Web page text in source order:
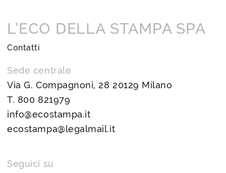
L’ECO DELLA STAMPA SPA
Contatti
Sede centrale
Via G. Compagnoni, 28 20129 Milano
T. 800 821979
info@ecostampa.it
ecostampa@legalmail.it
Seguici su